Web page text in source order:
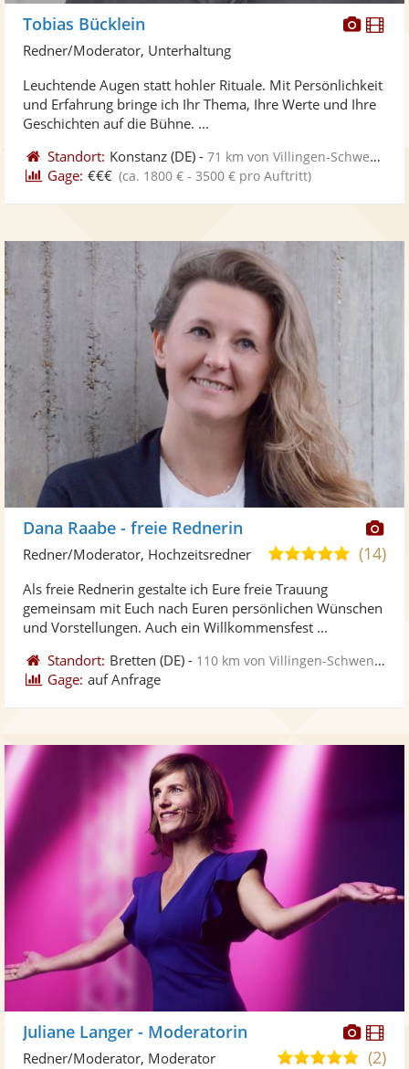
Fotos
Tobias Bücklein
Redner/Moderator, Unterhaltung
Leuchtende Augen statt hohler Rituale. Mit Persönlichkeit
und Erfahrung bringe ich Ihr Thema, Ihre Werte und Ihre
Geschichten auf die Bühne. ...
Standort: Konstanz (DE) -71 km von Villingen-Schwenningen
Gage: €€€ (ca. 1800 € - 3500 € pro Auftritt)
Dana Raabe - freie Rednerin
4,9(14)
Redner/Moderator, Hochzeitsredner
Als freie Rednerin gestalte ich Eure freie Trauung
gemeinsam mit Euch nach Euren persönlichen Wünschen
und Vorstellungen. Auch ein Willkommensfest ...
Standort: Bretten (DE) - 110 km von Villingen-Schwenningen
Gage: auf Anfrage
Juliane Langer - Moderatorin
4,9(2)
Redner/Moderator, Moderator